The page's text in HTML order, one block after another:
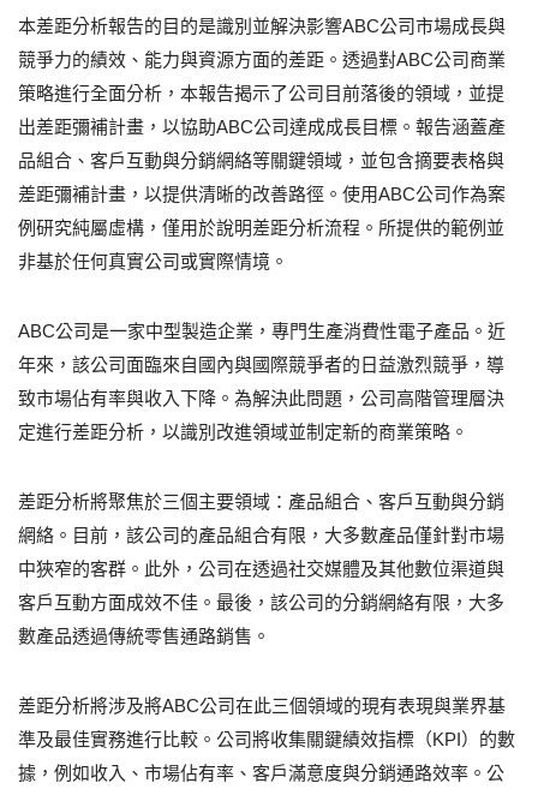
本差距分析報告的目的是識別並解決影響ABC公司市場成長與
競爭力的績效、能力與資源方面的差距。透過對ABC公司商業
策略進行全面分析，本報告揭示了公司目前落後的領域，並提
出差距彌補計畫，以協助ABC公司達成成長目標。報告涵蓋產
品組合、客戶互動與分銷網絡等關鍵領域，並包含摘要表格與
差距彌補計畫，以提供清晰的改善路徑。使用ABC公司作為案
例研究純屬虛構，僅用於說明差距分析流程。所提供的範例並
非基於任何真實公司或實際情境。
ABC公司是一家中型製造企業，專門生產消費性電子產品。近
年來，該公司面臨來自國內與國際競爭者的日益激烈競爭，導
致市場佔有率與收入下降。為解決此問題，公司高階管理層決
定進行差距分析，以識別改進領域並制定新的商業策略。
差距分析將聚焦於三個主要領域：產品組合、客戶互動與分銷
網絡。目前，該公司的產品組合有限，大多數產品僅針對市場
中狹窄的客群。此外，公司在透過社交媒體及其他數位渠道與
客戶互動方面成效不佳。最後，該公司的分銷網絡有限，大多
數產品透過傳統零售通路銷售。
差距分析將涉及將ABC公司在此三個領域的現有表現與業界基
準及最佳實務進行比較。公司將收集關鍵績效指標（KPI）的數
據，例如收入、市場佔有率、客戶滿意度與分銷通路效率。公